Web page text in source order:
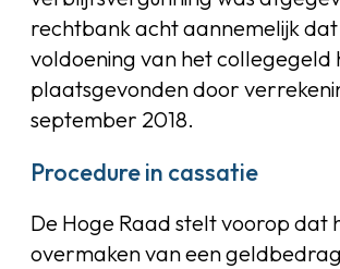
rechtbank acht aannemelijk
voldoening van het collegegeld
plaatsgevonden door
september 2018.
Procedure in cassatie
De Hoge Raad stelt voorop dat
overmaken van een